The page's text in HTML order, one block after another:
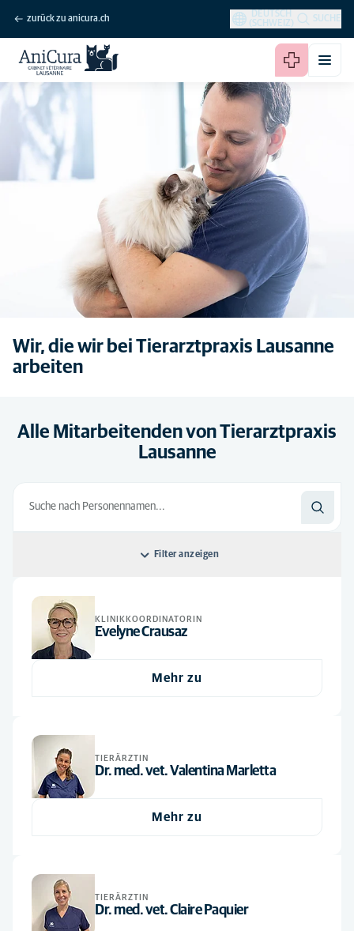
zurück zu anicura.ch
DEUTSCH
(SCHWEIZ)
SUCHE
Wir, die wir bei Tierarztpraxis Lausanne
arbeiten
Alle Mitarbeitenden von Tierarztpraxis
Lausanne
Filter anzeigen
Sortieren nach: Standard
Standard
Alphabetisch
Alle Fachbereiche
Administration
KLINIKKOORDINATORIN
Evelyne Crausaz
Mehr zu
TIERÄRZTIN
Dr. med. vet. Valentina Marletta
Mehr zu
TIERÄRZTIN
Dr. med. vet. Claire Paquier